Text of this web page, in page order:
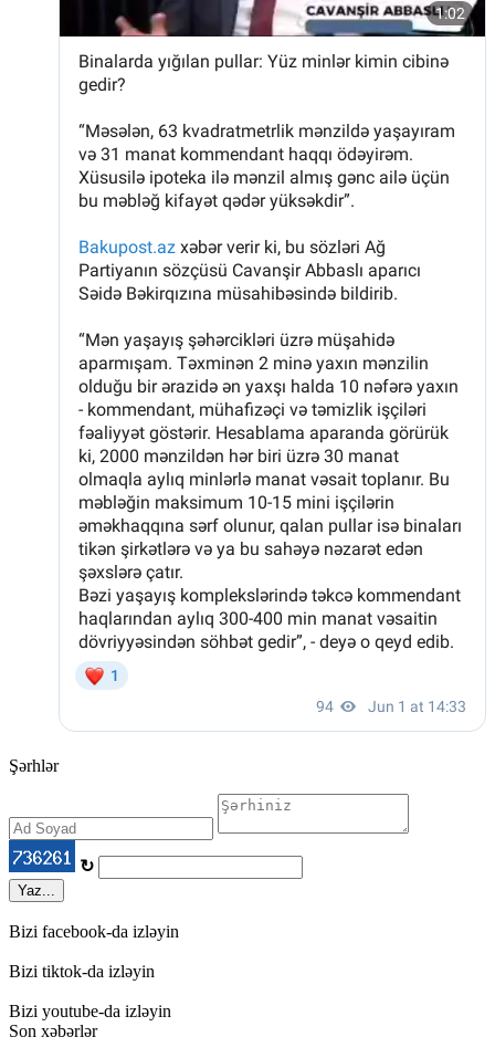
Şərhlər
↻
Yaz...
Bizi facebook-da izləyin
Bizi tiktok-da izləyin
Bizi youtube-da izləyin
Son xəbərlər